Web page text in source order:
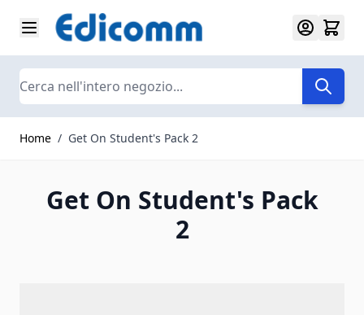
Salta al contenuto
Search
Home / Get On Student's Pack 2
Get On Student's Pack
2